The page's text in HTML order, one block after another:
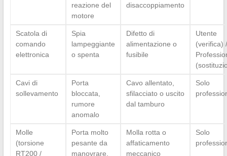
reazione del
motore
disaccoppiamento
Scatola di
comando
elettronica
Spia
lampeggiante
o spenta
Difetto di
alimentazione o
fusibile
Utente
(verifica) /
Cavi di
sollevamento
Porta
bloccata,
rumore
anomalo
Cavo allentato,
sfilacciato o uscito
dal tamburo
Solo
Molle
(torsione
RT200 /
Porta molto
pesante da
manovrare,
Molla rotta o
affaticamento
meccanico
Solo